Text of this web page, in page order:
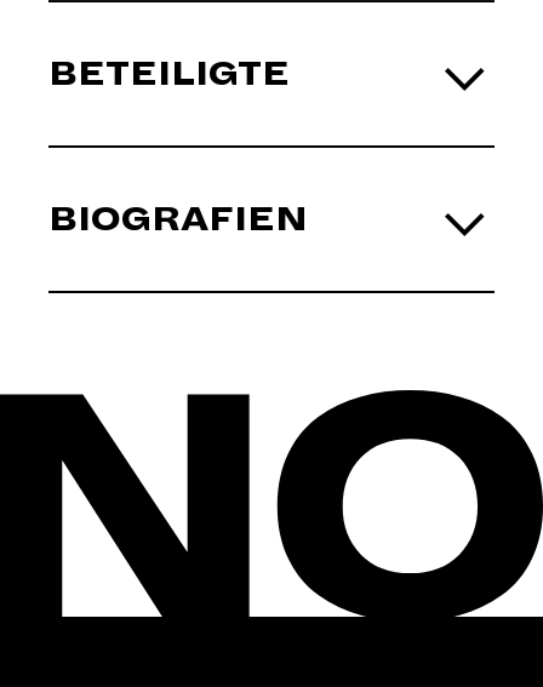
BETEILIGTE
BIOGRAFIEN
FATIMA ÇALIŞKAN
LEILA EY
YOUSRA